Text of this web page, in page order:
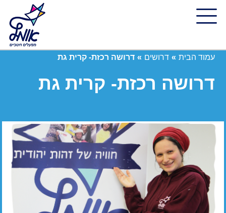
עמוד הבית » דרושים » דרושה רכזת- קרית גת
דרושה רכזת- קרית גת